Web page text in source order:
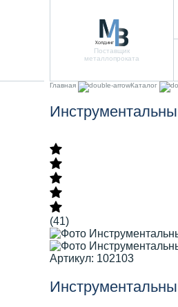
Поставщик
металлопроката
Главная Каталог
(41)
Артикул: 102103